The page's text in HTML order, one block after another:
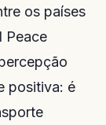
os países
Peace
positiva: é